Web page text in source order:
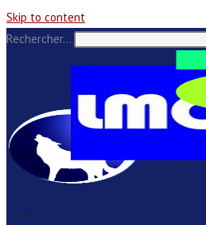
Skip to content
Rechercher…